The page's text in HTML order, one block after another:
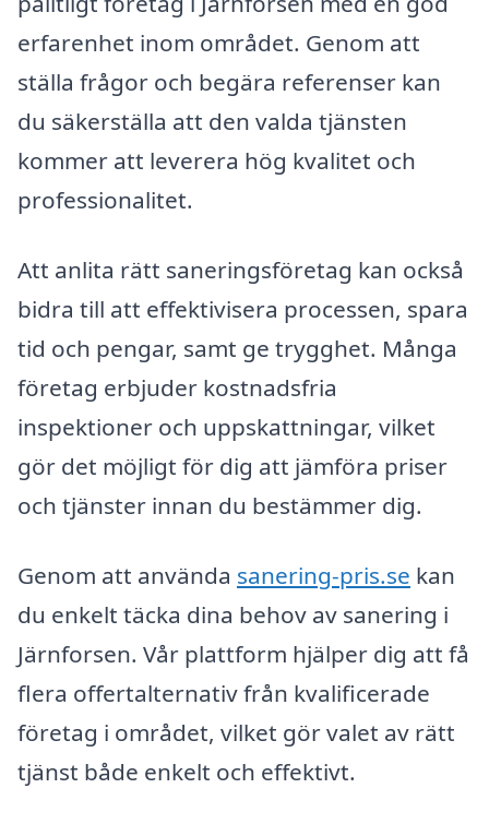
erfarenhet inom området. Genom att
ställa frågor och begära referenser kan
du säkerställa att den valda tjänsten
kommer att leverera hög kvalitet och
professionalitet.
Att anlita rätt saneringsföretag kan också
bidra till att effektivisera processen, spara
tid och pengar, samt ge trygghet. Många
företag erbjuder kostnadsfria
inspektioner och uppskattningar, vilket
gör det möjligt för dig att jämföra priser
och tjänster innan du bestämmer dig.
Genom att använda sanering-pris.se kan
du enkelt täcka dina behov av sanering i
Järnforsen. Vår plattform hjälper dig att få
flera offertalternativ från kvalificerade
företag i området, vilket gör valet av rätt
tjänst både enkelt och effektivt.